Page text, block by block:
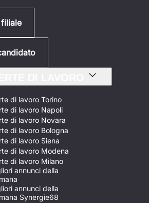
di lavoro Torino
di lavoro Napoli
di lavoro Novara
di lavoro Bologna
di lavoro Siena
di lavoro Modena
di lavoro Milano
annunci della
annunci della
Synergie68